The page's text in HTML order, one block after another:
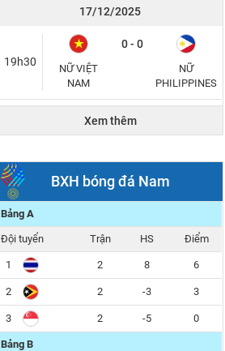
17/12/2025
19h30
NỮ VIỆT
NAM
0 - 0
NỮ
PHILIPPINES
15h30
2 - 0
15/12/2025
20h00
U22 THÁI
U22
MALAYSIA
15h30
U22 VIỆT
NAM
2 - 0
U22
PHILIPPINES
Xem thêm
BXH bóng đá Nam
Bảng A
Đội tuyển Trận HS Điểm
1 2 8 6
2 2 -3 3
3 2 -5 0
Bảng B